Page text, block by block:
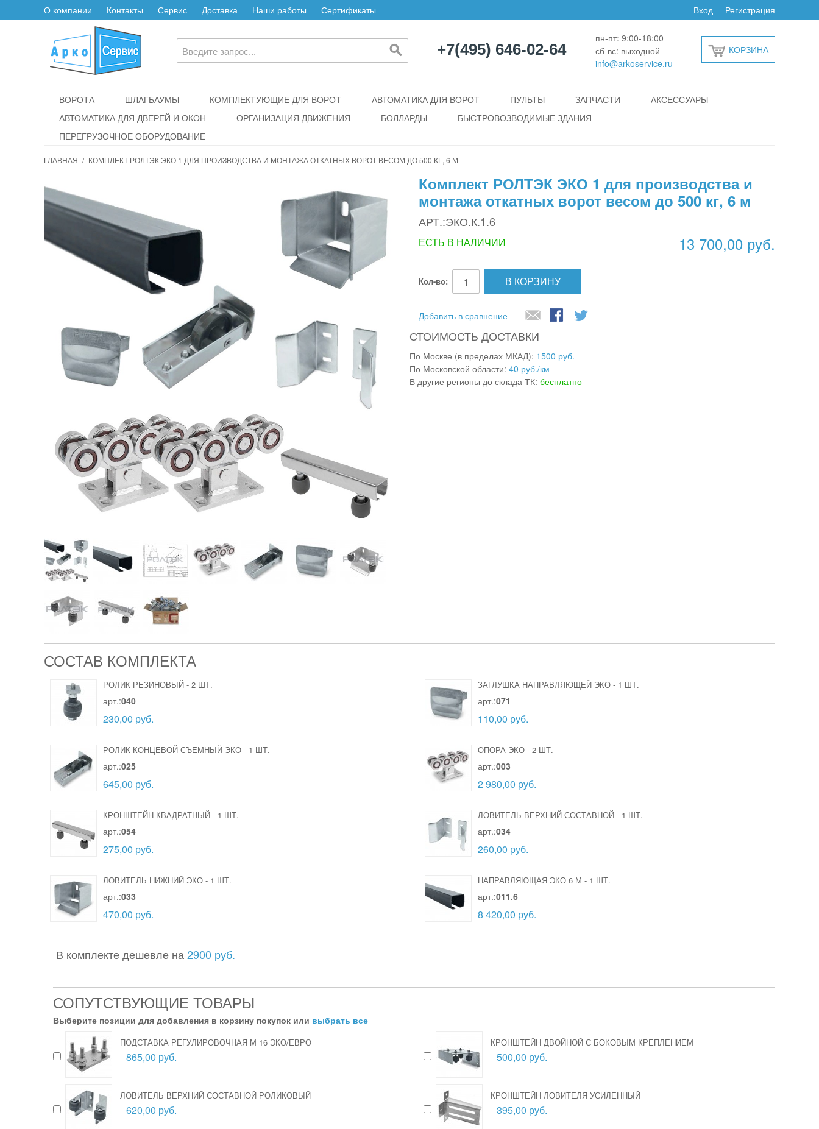
О компании Контакты Сервис Доставка Наши работы Сертификаты Регистрация
Вход
+7(495) 646-02-64
пн-пт: 9:00-18:00
сб-вс: выходной
info@arkoservice.ru
КОРЗИНА
ВОРОТА ШЛАГБАУМЫ КОМПЛЕКТУЮЩИЕ ДЛЯ ВОРОТ АВТОМАТИКА ДЛЯ ВОРОТ ПУЛЬТЫ ЗАПЧАСТИ
АКСЕССУАРЫ
АВТОМАТИКА ДЛЯ ДВЕРЕЙ И ОКОН
ОРГАНИЗАЦИЯ ДВИЖЕНИЯ БОЛЛАРДЫ
БЫСТРОВОЗВОДИМЫЕ ЗДАНИЯ
ПЕРЕГРУЗОЧНОЕ ОБОРУДОВАНИЕ
ГЛАВНАЯ / КОМПЛЕКТ РОЛТЭК ЭКО 1 ДЛЯ ПРОИЗВОДСТВА И МОНТАЖА ОТКАТНЫХ ВОРОТ ВЕСОМ ДО 500 КГ, 6 М
Комплект РОЛТЭК ЭКО 1 для производства и
монтажа откатных ворот весом до 500 кг, 6 м
АРТ.:ЭКО.К.1.6
13 700,00 руб.
ЕСТЬ В НАЛИЧИИ
Кол-во: В КОРЗИНУ
Добавить в сравнение
СТОИМОСТЬ ДОСТАВКИ
По Москве (в пределах МКАД): 1500 руб.
По Московской области: 40 руб./км
В другие регионы до склада ТК: бесплатно
СОСТАВ КОМПЛЕКТА
РОЛИК РЕЗИНОВЫЙ - 2 ШТ.
арт.:040
230,00 руб.
ЗАГЛУШКА НАПРАВЛЯЮЩЕЙ ЭКО - 1 ШТ.
арт.:071
110,00 руб.
РОЛИК КОНЦЕВОЙ СЪЕМНЫЙ ЭКО - 1 ШТ.
арт.:025
645,00 руб.
ОПОРА ЭКО - 2 ШТ.
арт.:003
2 980,00 руб.
КРОНШТЕЙН КВАДРАТНЫЙ - 1 ШТ.
арт.:054
275,00 руб.
ЛОВИТЕЛЬ ВЕРХНИЙ СОСТАВНОЙ - 1 ШТ.
арт.:034
260,00 руб.
ЛОВИТЕЛЬ НИЖНИЙ ЭКО - 1 ШТ.
арт.:033
470,00 руб.
НАПРАВЛЯЮЩАЯ ЭКО 6 М - 1 ШТ.
арт.:011.6
8 420,00 руб.
В комплекте дешевле на 2900 руб.
СОПУТСТВУЮЩИЕ ТОВАРЫ
Выберите позиции для добавления в корзину покупок или выбрать все
ПОДСТАВКА РЕГУЛИРОВОЧНАЯ М 16 ЭКО/ЕВРО
865,00 руб.
КРОНШТЕЙН ДВОЙНОЙ С БОКОВЫМ КРЕПЛЕНИЕМ
500,00 руб.
ЛОВИТЕЛЬ ВЕРХНИЙ СОСТАВНОЙ РОЛИКОВЫЙ
620,00 руб.
КРОНШТЕЙН ЛОВИТЕЛЯ УСИЛЕННЫЙ
395,00 руб.